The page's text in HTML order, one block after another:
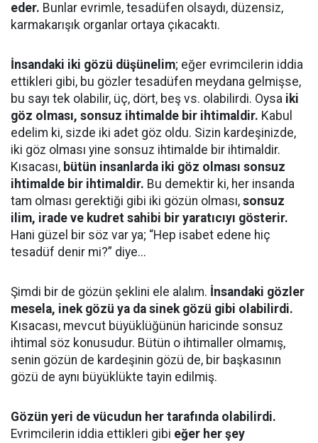
eder. Bunlar evrimle, tesadüfen olsaydı, düzensiz,
karmakarışık organlar ortaya çıkacaktı.
İnsandaki iki gözü düşünelim; eğer evrimcilerin iddia
ettikleri gibi, bu gözler tesadüfen meydana gelmişse,
bu sayı tek olabilir, üç, dört, beş vs. olabilirdi. Oysa iki
göz olması, sonsuz ihtimalde bir ihtimaldir. Kabul
edelim ki, sizde iki adet göz oldu. Sizin kardeşinizde,
iki göz olması yine sonsuz ihtimalde bir ihtimaldir.
Kısacası, bütün insanlarda iki göz olması sonsuz
ihtimalde bir ihtimaldir. Bu demektir ki, her insanda
tam olması gerektiği gibi iki gözün olması, sonsuz
ilim, irade ve kudret sahibi bir yaratıcıyı gösterir.
Hani güzel bir söz var ya; “Hep isabet edene hiç
tesadüf denir mi?” diye...
Şimdi bir de gözün şeklini ele alalım. İnsandaki gözler
mesela, inek gözü ya da sinek gözü gibi olabilirdi.
Kısacası, mevcut büyüklüğünün haricinde sonsuz
ihtimal söz konusudur. Bütün o ihtimaller olmamış,
senin gözün de kardeşinin gözü de, bir başkasının
gözü de aynı büyüklükte tayin edilmiş.
Gözün yeri de vücudun her tarafında olabilirdi.
Evrimcilerin iddia ettikleri gibi eğer her şey